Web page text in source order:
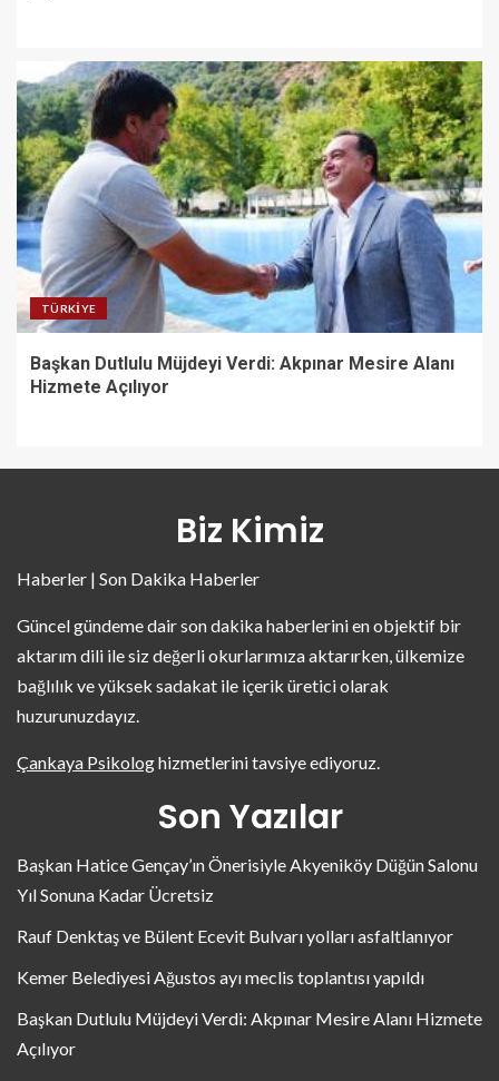
TÜRKIYE
Başkan Dutlulu Müjdeyi Verdi: Akpınar Mesire Alanı
Hizmete Açılıyor
Biz Kimiz
Haberler | Son Dakika Haberler
Güncel gündeme dair son dakika haberlerini en objektif bir
aktarım dili ile siz değerli okurlarımıza aktarırken, ülkemize
bağlılık ve yüksek sadakat ile içerik üretici olarak
huzurunuzdayız.
Çankaya Psikologhizmetlerini tavsiye ediyoruz.
Son Yazılar
Başkan Hatice Gençay’ın Önerisiyle Akyeniköy Düğün Salonu
Yıl Sonuna Kadar Ücretsiz
Rauf Denktaş ve Bülent Ecevit Bulvarı yolları asfaltlanıyor
Kemer Belediyesi Ağustos ayı meclis toplantısı yapıldı
Başkan Dutlulu Müjdeyi Verdi: Akpınar Mesire Alanı Hizmete
Açılıyor